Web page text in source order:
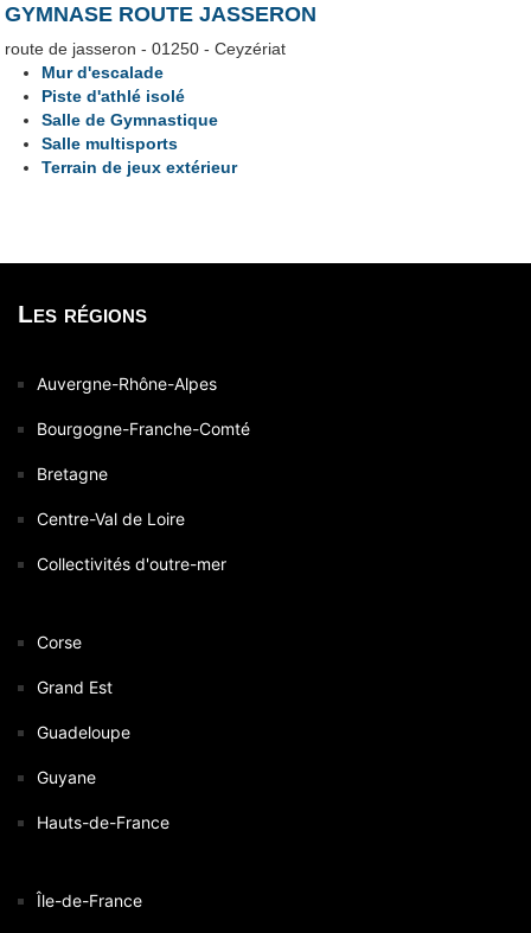
GYMNASE ROUTE JASSERON
route de jasseron - 01250 - Ceyzériat
Mur d'escalade
Piste d'athlé isolé
Salle de Gymnastique
Salle multisports
Terrain de jeux extérieur
Les régions
Auvergne-Rhône-Alpes
Bourgogne-Franche-Comté
Bretagne
Centre-Val de Loire
Collectivités d'outre-mer
Corse
Grand Est
Guadeloupe
Guyane
Hauts-de-France
Île-de-France